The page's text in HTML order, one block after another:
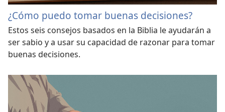
¿Cómo puedo tomar buenas decisiones?
Estos seis consejos basados en la Biblia le ayudarán a
ser sabio y a usar su capacidad de razonar para tomar
buenas decisiones.